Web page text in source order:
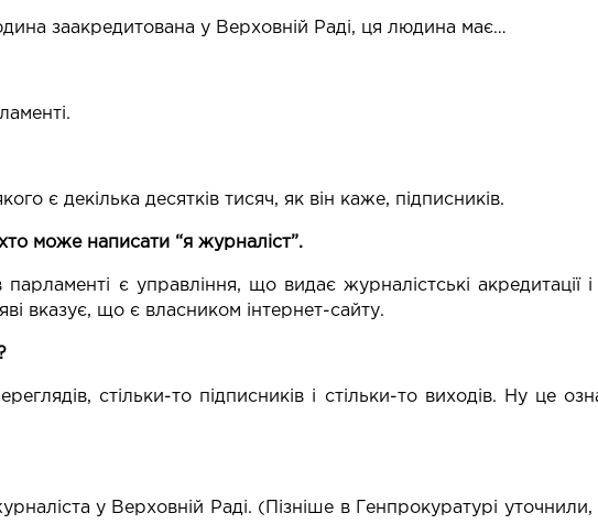
заакредитована у Верховній Раді, ця людина має…
є декілька десятків тисяч, як він каже, підписників.
може написати “я журналіст”.
є управління, що видає журналістські акредитації і
вказує, що є власником інтернет-сайту.
стільки-то підписників і стільки-то виходів. Ну це
у Верховній Раді. (Пізніше в Генпрокуратурі